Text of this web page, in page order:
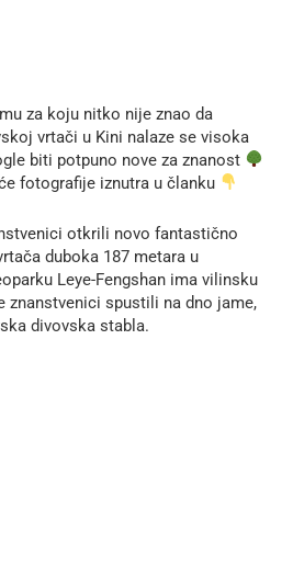
za koju nitko nije znao da
vrtači u Kini nalaze se visoka
biti potpuno nove za znanost
fotografije iznutra u članku
otkrili novo fantastično
duboka 187 metara u
Leye-Fengshan ima vilinsku
znanstvenici spustili na dno jame,
divovska stabla.